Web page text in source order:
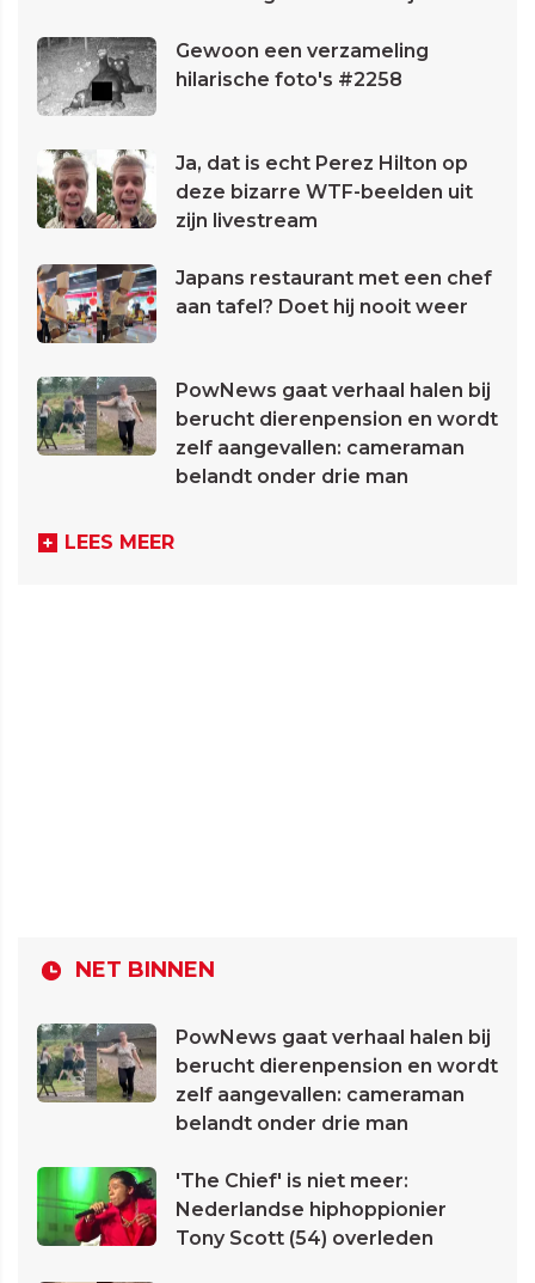
Gewoon een verzameling
hilarische foto's #2258
Ja, dat is echt Perez Hilton op
deze bizarre WTF-beelden uit
zijn livestream
Japans restaurant met een chef
aan tafel? Doet hij nooit weer
PowNews gaat verhaal halen bij
berucht dierenpension en wordt
zelf aangevallen: cameraman
belandt onder drie man
LEES MEER
NET BINNEN
PowNews gaat verhaal halen bij
berucht dierenpension en wordt
zelf aangevallen: cameraman
belandt onder drie man
'The Chief' is niet meer:
Nederlandse hiphoppionier
Tony Scott (54) overleden